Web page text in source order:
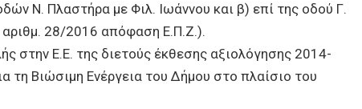
Ν. Πλαστήρα με Φιλ. Ιωάννου και β) επί της οδού Γ.
28/2016 απόφαση Ε.Π.Ζ.).
στην Ε.Ε. της διετούς έκθεσης αξιολόγησης 2014-
τη Βιώσιμη Ενέργεια του Δήμου στο πλαίσιο του